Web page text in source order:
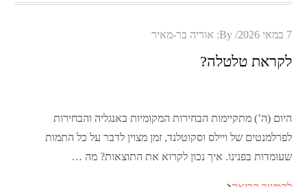
Posted
on
7 במאי 2026 By: אוריה בר-מאיר
לקראת טלטלה?
היום (ה’) מתקיימות הבחירות המקומיות באנגליה והבחירות
לפרלמנטים של ויילס וסקוטלנד, זמן מצוין לדבר על כל התמות
שעומדות בפנינו. איך נכון לקרוא את התוצאות? מה …